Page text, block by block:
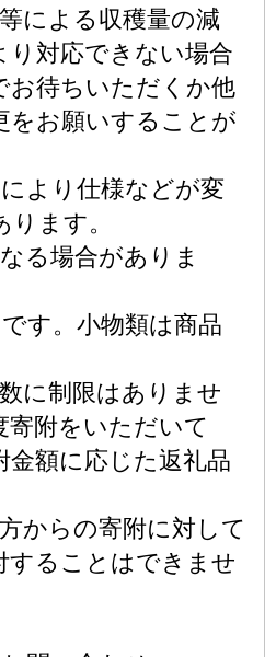
による収穫量の減
り対応できない場合
お待ちいただくか他
をお願いすることが
より仕様などが変
ます。
る場合がありま
す。小物類は商品
に制限はありませ
寄附をいただいて
金額に応じた返礼品
からの寄附に対して
することはできませ